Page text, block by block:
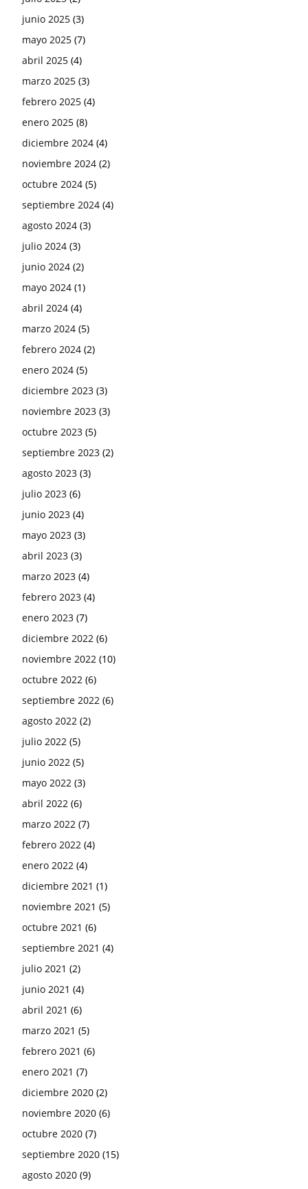
junio 2025 (3)
mayo 2025 (7)
abril 2025 (4)
marzo 2025 (3)
febrero 2025 (4)
enero 2025 (8)
diciembre 2024 (4)
noviembre 2024 (2)
octubre 2024 (5)
septiembre 2024 (4)
agosto 2024 (3)
julio 2024 (3)
junio 2024 (2)
mayo 2024 (1)
abril 2024 (4)
marzo 2024 (5)
febrero 2024 (2)
enero 2024 (5)
diciembre 2023 (3)
noviembre 2023 (3)
octubre 2023 (5)
septiembre 2023 (2)
agosto 2023 (3)
julio 2023 (6)
junio 2023 (4)
mayo 2023 (3)
abril 2023 (3)
marzo 2023 (4)
febrero 2023 (4)
enero 2023 (7)
diciembre 2022 (6)
noviembre 2022 (10)
octubre 2022 (6)
septiembre 2022 (6)
agosto 2022 (2)
julio 2022 (5)
junio 2022 (5)
mayo 2022 (3)
abril 2022 (6)
marzo 2022 (7)
febrero 2022 (4)
enero 2022 (4)
diciembre 2021 (1)
noviembre 2021 (5)
octubre 2021 (6)
septiembre 2021 (4)
julio 2021 (2)
junio 2021 (4)
abril 2021 (6)
marzo 2021 (5)
febrero 2021 (6)
enero 2021 (7)
diciembre 2020 (2)
noviembre 2020 (6)
octubre 2020 (7)
septiembre 2020 (15)
agosto 2020 (9)